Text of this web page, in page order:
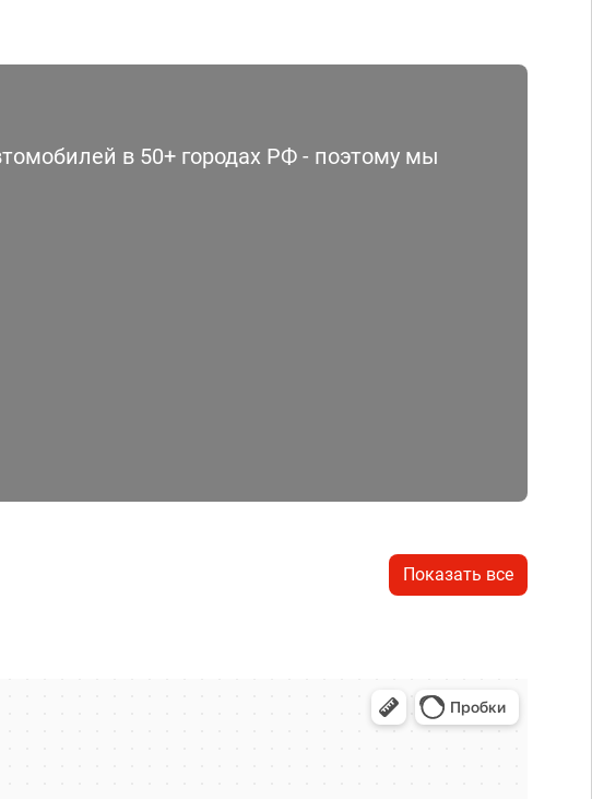
в 50+ городах РФ - поэтому мы
Показать все